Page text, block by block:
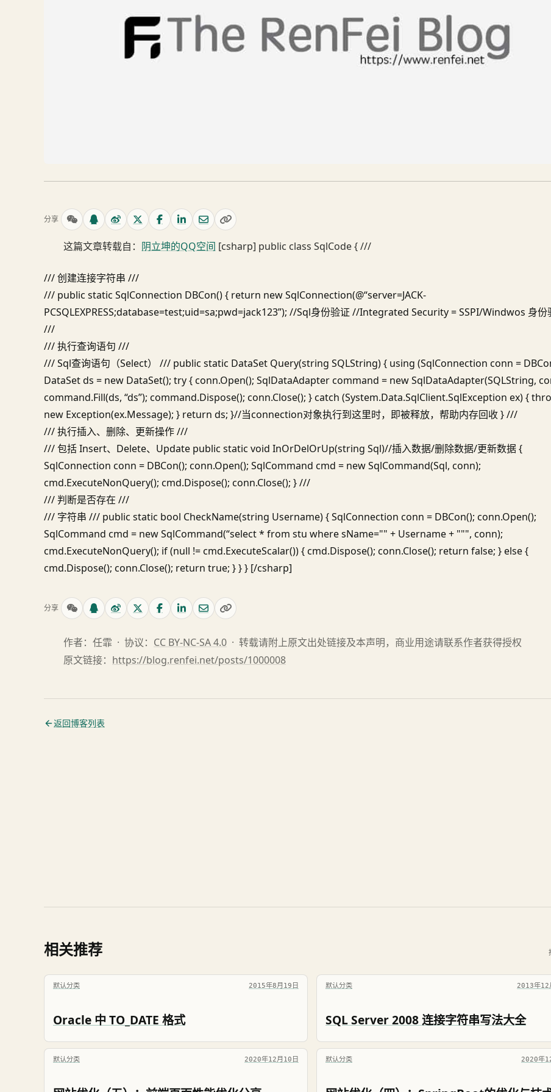
分享
这篇文章转载自： 阴立坤的QQ空间 [csharp] public class SqlCode { ///
/// 创建连接字符串 ///
/// public static SqlConnection DBCon() { return new SqlConnection(@“server=JACK-
PCSQLEXPRESS;database=test;uid=sa;pwd=jack123”); //Sql身份验证 //Integrated Security = SSPI/Windwos 身份
///
/// 执行查询语句 ///
///Sql查询语句（Select） /// public static DataSet Query(string SQLString) { using (SqlConnection conn =
DataSet ds = new DataSet(); try { conn.Open(); SqlDataAdapter command = new SqlDataAdapter(SQLString,
command.Fill(ds, “ds”); command.Dispose(); conn.Close(); } catch (System.Data.SqlClient.SqlException ex) {
new Exception(ex.Message); } return ds; }//当connection对象执行到这里时，即被释放，帮助内存回收 } ///
/// 执行插入、删除、更新操作 ///
///包括 Insert、Delete、Update public static void InOrDelOrUp(string Sql)//插入数据/删除数据/更新数据 {
SqlConnection conn = DBCon(); conn.Open(); SqlCommand cmd = new SqlCommand(Sql, conn);
cmd.ExecuteNonQuery(); cmd.Dispose(); conn.Close(); } ///
/// 判断是否存在 ///
/// 字符串 /// public static bool CheckName(string Username) { SqlConnection conn = DBCon(); conn.Open();
SqlCommand cmd = new SqlCommand(“select * from stu where sName="" + Username + """, conn);
cmd.ExecuteNonQuery(); if (null != cmd.ExecuteScalar()) { cmd.Dispose(); conn.Close(); return false; } else {
cmd.Dispose(); conn.Close(); return true; } } } [/csharp]
分享
作者：任霏 · 协议： CC BY-NC-SA 4.0 · 转载请附上原文出处链接及本声明，商业用途请联系作者获得授权
原文链接： https://blog.renfei.net/posts/1000008
返回博客列表
相关推荐
默认分类 2015年8月19日
Oracle 中 TO_DATE 格式
默认分类 2013年12
SQL Server 2008 连接字符串写法大全
默认分类 2020年12月10日 默认分类 2020年